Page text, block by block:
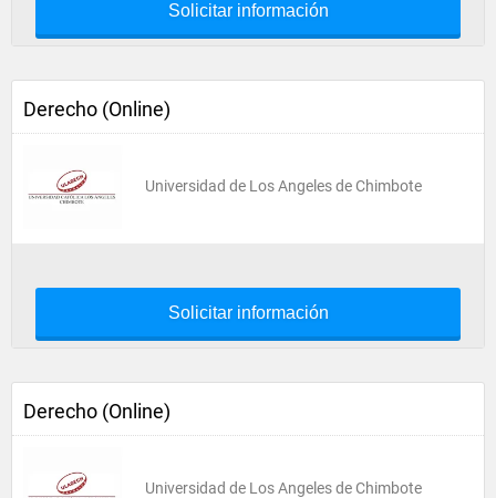
Solicitar información
Derecho (Online)
Universidad de Los Angeles de Chimbote
Solicitar información
Derecho (Online)
Universidad de Los Angeles de Chimbote